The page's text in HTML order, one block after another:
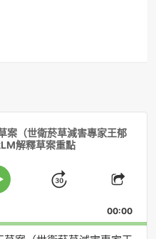
案（世衛菸草減害專家王郁
解釋草案重點
Jump
Forward
Share
00:00